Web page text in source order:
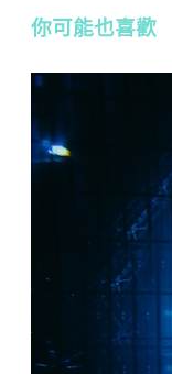
你可能也喜歡